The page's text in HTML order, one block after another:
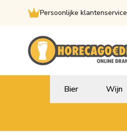
Persoonlijke klantenservice
Bier Wijn